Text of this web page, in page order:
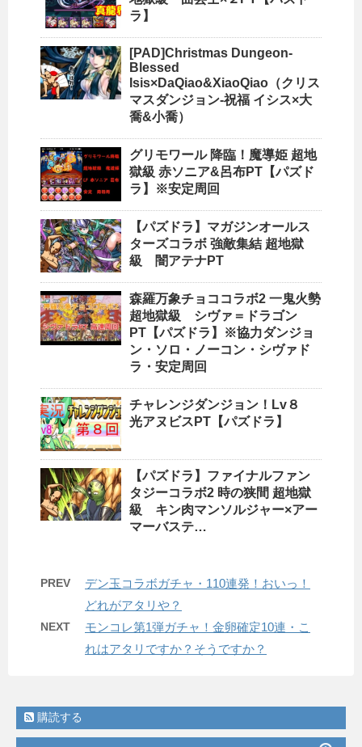
ラ】
[PAD]Christmas Dungeon-
Blessed
Isis×DaQiao&XiaoQiao（クリス
マスダンジョン-祝福 イシス×大
喬&小喬）
グリモワール 降臨！魔導姫 超地
獄級 赤ソニア&呂布PT【パズド
ラ】※安定周回
【パズドラ】マガジンオールス
ターズコラボ 強敵集結 超地獄
級 闇アテナPT
森羅万象チョココラボ2 一鬼火勢
超地獄級 シヴァ＝ドラゴン
PT【パズドラ】※協力ダンジョ
ン・ソロ・ノーコン・シヴァド
ラ・安定周回
チャレンジダンジョン！Lv８
光アヌビスPT【パズドラ】
【パズドラ】ファイナルファン
タジーコラボ2 時の狭間 超地獄
級 キン肉マンソルジャー×アー
マーバステ…
PREV
デン玉コラボガチャ・110連発！おいっ！
どれがアタリや？
NEXT
モンコレ第1弾ガチャ！金卵確定10連・こ
れはアタリですか？そうですか？
購読する